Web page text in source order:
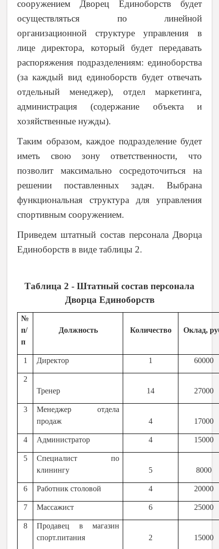
сооружением Дворец Единоборств будет
осуществляться по линейной
организационной структуре управления в
лице директора, который будет передавать
распоряжения подразделениям: единоборства
(за каждый вид единоборств будет отвечать
отдельный менеджер), отдел маркетинга,
администрация (содержание объекта и
хозяйственные нужды).
Таким образом, каждое подразделение будет
иметь свою зону ответственности, что
позволит максимально сосредоточиться на
решении поставленных задач. Выбрана
функциональная структура для управления
спортивным сооружением.
Приведем штатный состав персонала Дворца
Единоборств в виде таблицы 2.
Таблица 2 - Штатный состав персонала
Дворца Единоборств
№
п/
п
Должность Количество Оклад,
1 Директор 1 60000
2
Тренер
14 27000
3
Менеджер отдела
продаж
4 17000
4 Администратор 4 15000
5
Специалист по
клинингу
5 8000
6 Работник столовой 4 20000
7 Массажист 6 25000
8
Продавец в магазин
спорт.питания
2 15000